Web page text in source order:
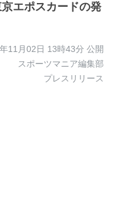
エポスカードの発
11月02日 13時43分 公開
スポーツマニア編集部
プレスリリース